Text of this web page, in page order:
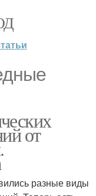
от
разные виды